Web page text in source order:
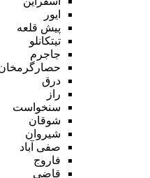
ایور
پیش قلعه
تیتکانلو
جاجرم
حصارگرمخان
درق
راز
سنخواست
شوقان
شیروان
صفی آباد
فاروج
قاضی